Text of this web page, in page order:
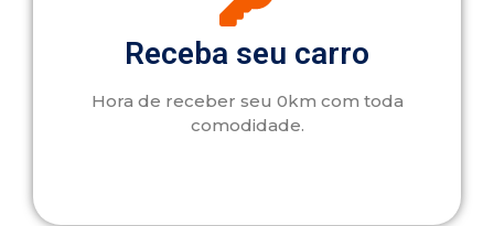
Receba seu carro
Hora de receber seu 0km com toda
comodidade.